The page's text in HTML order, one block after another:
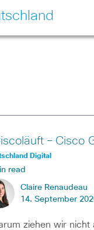
– Cisco
Digital
read
Claire Renaudeau
14. September
ziehen wir